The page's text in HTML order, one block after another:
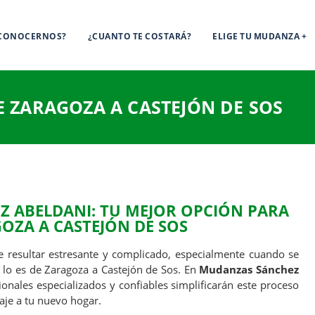
¿CUANTO TE COSTARÁ? ELIGE TU MUDANZA
A CASTEJÓN DE SOS
ABELDANI: TU MEJOR OPCIÓN PARA
A CASTEJÓN DE SOS
resultar estresante y complicado, especialmente cuando se
es de Zaragoza a Castejón de Sos. En Mudanzas Sánchez
especializados y confiables simplificarán este proceso
a tu nuevo hogar.